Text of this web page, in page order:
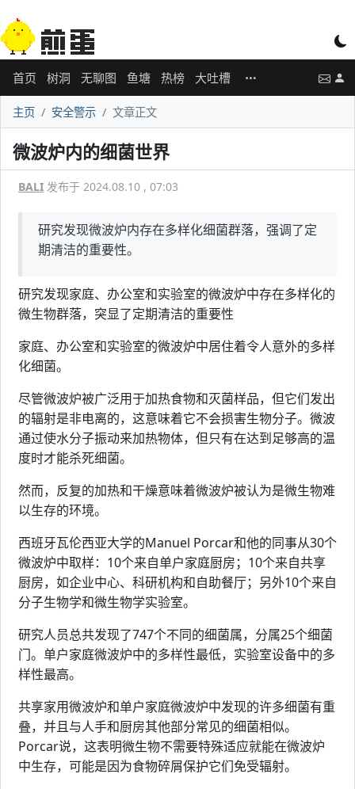
首页 树洞 无聊图 鱼塘 热榜 大吐槽
主页 安全警示 文章正文
微波炉内的细菌世界
BALI 发布于 2024.08.10 , 07:03
研究发现微波炉内存在多样化细菌群落，强调了定
期清洁的重要性。
研究发现家庭、办公室和实验室的微波炉中存在多样化的
微生物群落，突显了定期清洁的重要性
家庭、办公室和实验室的微波炉中居住着令人意外的多样
化细菌。
尽管微波炉被广泛用于加热食物和灭菌样品，但它们发出
的辐射是非电离的，这意味着它不会损害生物分子。微波
通过使水分子振动来加热物体，但只有在达到足够高的温
度时才能杀死细菌。
然而，反复的加热和干燥意味着微波炉被认为是微生物难
以生存的环境。
西班牙瓦伦西亚大学的Manuel Porcar和他的同事从30个
微波炉中取样：10个来自单户家庭厨房；10个来自共享
厨房，如企业中心、科研机构和自助餐厅；另外10个来自
分子生物学和微生物学实验室。
研究人员总共发现了747个不同的细菌属，分属25个细菌
门。单户家庭微波炉中的多样性最低，实验室设备中的多
样性最高。
共享家用微波炉和单户家庭微波炉中发现的许多细菌有重
叠，并且与人手和厨房其他部分常见的细菌相似。
Porcar说，这表明微生物不需要特殊适应就能在微波炉
中生存，可能是因为食物碎屑保护它们免受辐射。